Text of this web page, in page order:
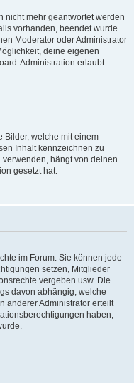
nicht mehr geantwortet werden
vorhanden, beendet wurde.
Moderator oder Administrator
deine eigenen
Administration erlaubt
Bilder, welche mit einem
Inhalt kennzeichnen zu
hängt von deinen
gesetzt hat.
im Forum. Sie können jede
setzen, Mitglieder
vergeben usw. Die
davon abhängig, welche
anderer Administrator erteilt
haben,